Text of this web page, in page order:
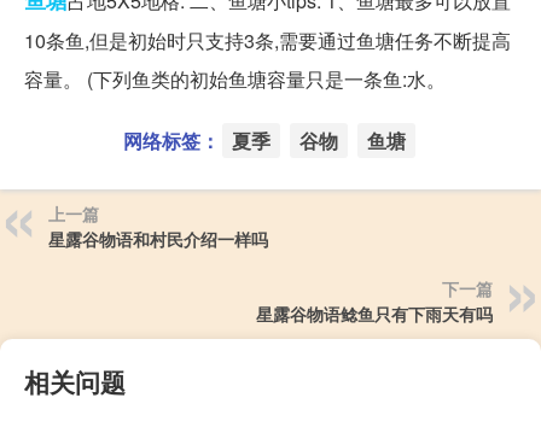
10条鱼,但是初始时只支持3条,需要通过鱼塘任务不断提高
容量。 (下列鱼类的初始鱼塘容量只是一条鱼:水。
网络标签： 夏季 谷物 鱼塘
上一篇
星露谷物语和村民介绍一样吗
下一篇
星露谷物语鲶鱼只有下雨天有吗
相关问题